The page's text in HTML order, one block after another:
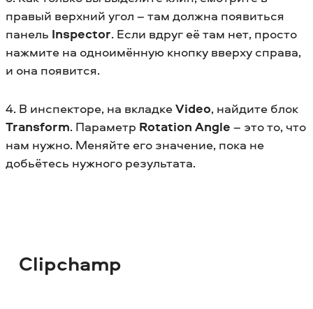
правый верхний угол – там должна появиться
панель Inspector. Если вдруг её там нет, просто
нажмите на одноимённую кнопку вверху справа,
и она появится.
4. В инспекторе, на вкладкеVideo, найдите блок
Transform. Параметр Rotation Angle – это то, что
нам нужно. Меняйте его значение, пока не
добьётесь нужного результата.
Clipchamp